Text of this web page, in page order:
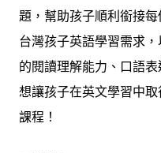
題，幫助孩子順利銜接
台灣孩子英語學習需求
的閱讀理解能力、口語
想讓孩子在英文學習中
課程！